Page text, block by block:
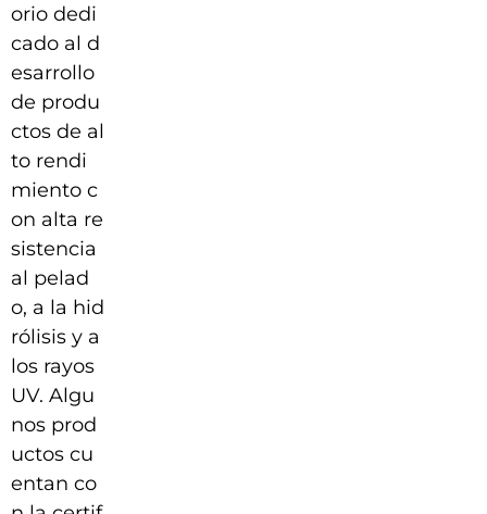
orio dedi
cado al d
esarrollo
de produ
ctos de al
to rendi
miento c
on alta re
sistencia
al pelad
o, a la hid
rólisis y a
los rayos
UV. Algu
nos prod
uctos cu
entan co